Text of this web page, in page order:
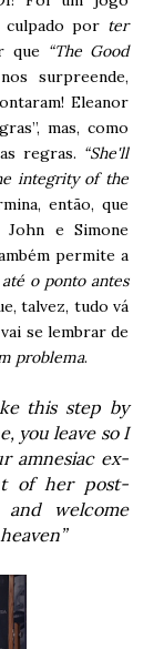
culpado por ter
que “The Good
surpreende,
Eleanor
mas, como
regras. “She'll
integrity of the
então, que
e Simone
permite a
o ponto antes
talvez, tudo vá
se lembrar de
problema.
this step by
you leave so I
amnesiac ex-
of her post-
and welcome